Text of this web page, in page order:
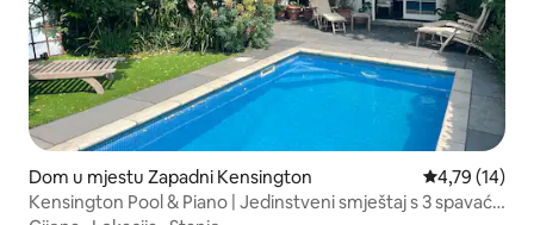
Dom u mjestu Zapadni Kensington Prosječna
4,79 (14)
Kensington Pool & Piano | Jedinstveni smještaj s 3 spavaće